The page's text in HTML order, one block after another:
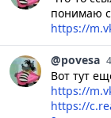
понимаю
https://
@povesa
Вот тут
https://
https://